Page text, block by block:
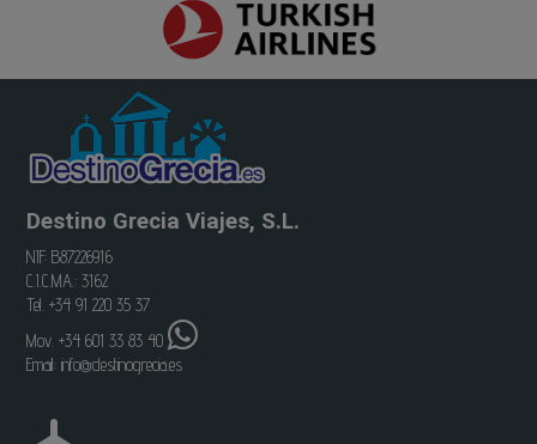
Destino Grecia Viajes, S.L.
NIF: B87226916
C.I.C.MA.: 3162
Tel. +34 91 220 35 37
Mov. +34 601 33 83 40
Email:info@destinogrecia.es